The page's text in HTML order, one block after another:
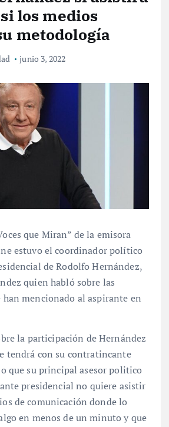
los medios
metodología
junio 3, 2022
que Miran” de la emisora
estuvo el coordinador político
de Rodolfo Hernández,
quien habló sobre las
mencionado al aspirante en
la participación de Hernández
tendrá con su contratincante
que su principal asesor politico
presidencial no quiere asistir
de comunicación donde lo
en menos de un minuto y que